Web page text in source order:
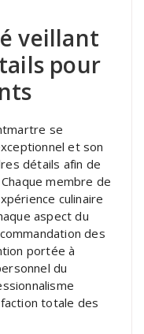
veillant
pour
se
et son
détails afin de
membre de
culinaire
aspect du
des
portée à
du
totale des